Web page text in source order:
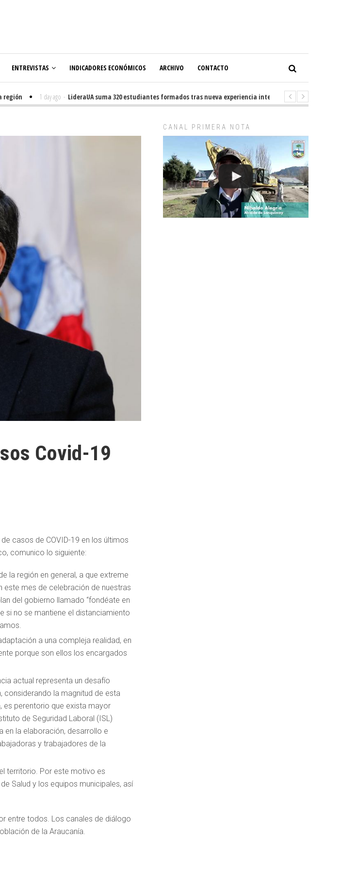
ENTREVISTAS INDICADORES ECONÓMICOS ARCHIVO CONTACTO
1 day ago - LideraUA suma 320 estudiantes formados tras nueva experiencia internacional en Buenos Aires
Covid-19
casos de COVID-19 en los últimos
comunico lo siguiente:
la región en general, a que extreme
este mes de celebración de nuestras
del gobierno llamado “fondéate en
si no se mantiene el distanciamiento
a una compleja realidad, en
porque son ellos los encargados
actual representa un desafío
considerando la magnitud de esta
es perentorio que exista mayor
de Seguridad Laboral (ISL)
en la elaboración, desarrollo e
y trabajadores de la
territorio. Por este motivo es
Salud y los equipos municipales, así
entre todos. Los canales de diálogo
de la Araucanía.
CANAL PRIMERA NOTA